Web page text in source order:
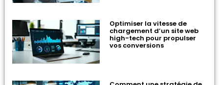
Optimiser la vitesse de
chargement d’un site web
high-tech pour propulser
vos conversions